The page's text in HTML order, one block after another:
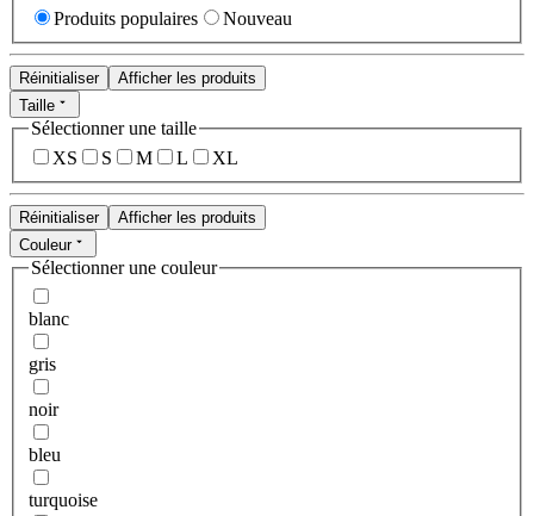
Produits populaires
Nouveau
Réinitialiser
Afficher les produits
Taille
Sélectionner une taille
XS
S M L XL
Réinitialiser
Afficher les produits
Couleur
Sélectionner une couleur
blanc
gris
noir
bleu
turquoise